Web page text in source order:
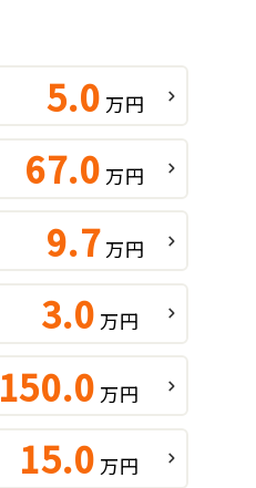
5.0 万円
67.0 万円
9.7 万円
3.0 万円
150.0 万円
15.0 万円